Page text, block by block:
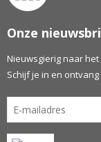
Onze
Nieuwsgierig naar
Schijf je in en